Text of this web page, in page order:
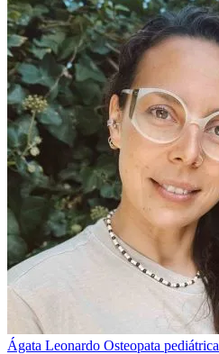
Ágata Leonardo Osteopata pediátrica